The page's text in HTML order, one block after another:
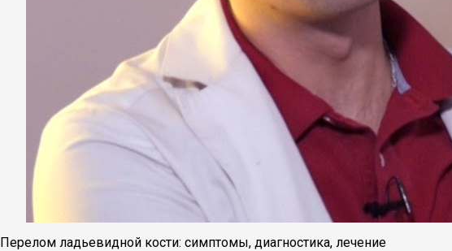
Перелом ладьевидной кости: симптомы, диагностика, лечение